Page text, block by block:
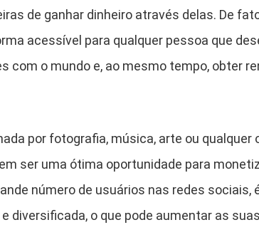
de ganhar dinheiro através delas. De
acessível para qualquer pessoa que
com o mundo e, ao mesmo tempo, obter
por fotografia, música, arte ou qualquer
ser uma ótima oportunidade para
número de usuários nas redes sociais,
diversificada, o que pode aumentar as suas